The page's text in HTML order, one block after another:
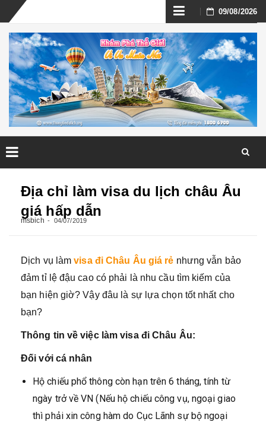
Skip
to
content
09/08/2026
Địa chỉ làm visa du lịch châu Âu
giá hấp dẫn
msbich 04/07/2019
Dịch vụ làmvisa đi Châu Âu giá rẻ nhưng vẫn bảo
đảm tỉ lệ đậu cao có phải là nhu cầu tìm kiếm của
bạn hiện giờ? Vậy đâu là sự lựa chọn tốt nhất cho
bạn?
Thông tin về việc làm visa đi Châu Âu:
Đối với cá nhân
Hộ chiếu phổ thông còn hạn trên 6 tháng, tính từ
ngày trở về VN (Nếu hộ chiếu công vụ, ngoại giao
thì phải xin công hàm do Cục Lãnh sự bộ ngoại